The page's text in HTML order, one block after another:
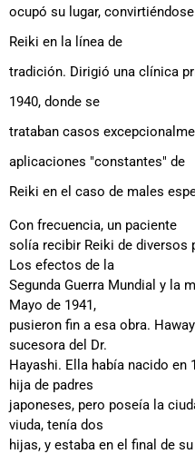
ocupó su lugar,
Reiki en la línea de
tradición. Dirigió una clínica
1940, donde se
trataban casos
aplicaciones "constantes" de
Reiki en el caso de males
Con frecuencia, un paciente
solía recibir Reiki de
Los efectos de la
Segunda Guerra Mundial y la
Mayo de 1941,
pusieron fin a esa obra.
sucesora del Dr.
Hayashi. Ella había nacido en
hija de padres
japoneses, pero poseía la
viuda, tenía dos
hijas, y estaba en el final de